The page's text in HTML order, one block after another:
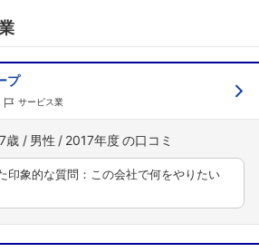
プ
サービス業
歳 男性 2017年度
印象的な質問：この会社で何をやりたい